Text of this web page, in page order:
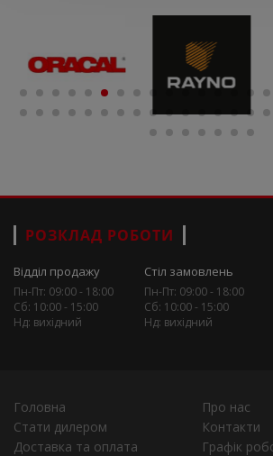
РОЗКЛАД РОБОТИ
Відділ продажу
Пн-Пт: 09:00 - 18:00
Сб: 10:00 - 15:00
Нд: вихідний
Стіл замовлень
Пн-Пт: 09:00 - 18:00
Сб: 10:00 - 15:00
Нд: вихідний
Головна
Про нас
Стати дилером
Контакти
Доставка та оплата
Графік